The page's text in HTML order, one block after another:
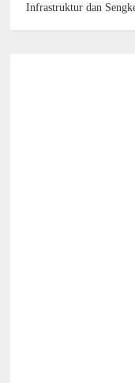
Infrastruktur dan